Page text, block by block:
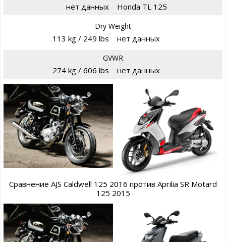
нет данных Honda TL 125
Dry Weight
113 kg / 249 lbs нет данных
GVWR
274 kg / 606 lbs нет данных
Сравнение AJS Caldwell 125 2016 против Aprilia SR Motard
125 2015